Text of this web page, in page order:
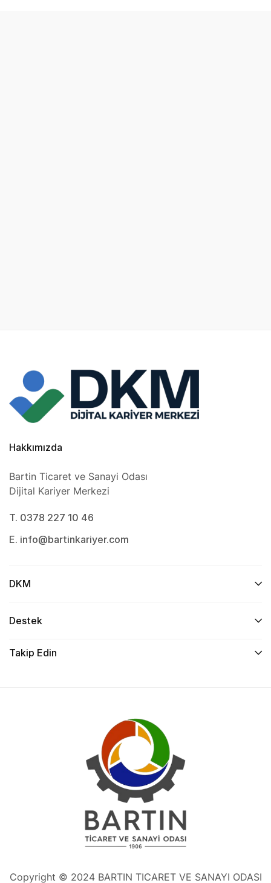
Hakkımızda
Bartin Ticaret ve Sanayi Odası
Dijital Kariyer Merkezi
T. 0378 227 10 46
E. info@bartinkariyer.com
DKM
Destek
Takip Edin
Copyright © 2024 BARTIN TICARET VE SANAYI ODASI